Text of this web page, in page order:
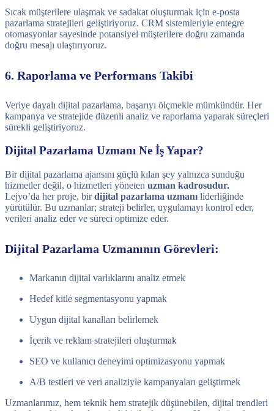
Sıcak müşterilere ulaşmak ve sadakat oluşturmak için e-posta
pazarlama stratejileri geliştiriyoruz. CRM sistemleriyle entegre
otomasyonlar sayesinde potansiyel müşterilere doğru zamanda
doğru mesajı ulaştırıyoruz.
6. Raporlama ve Performans Takibi
Veriye dayalı dijital pazarlama, başarıyı ölçmekle mümkündür. Her
kampanya ve stratejide düzenli analiz ve raporlama yaparak süreçleri
sürekli geliştiriyoruz.
Dijital Pazarlama Uzmanı Ne İş Yapar?
Bir dijital pazarlama ajansını güçlü kılan şey yalnızca sunduğu
hizmetler değil, o hizmetleri yöneten uzman kadrosudur.
Lejyo’da her proje, birdijital pazarlama uzmanı liderliğinde
yürütülür. Bu uzmanlar; strateji belirler, uygulamayı kontrol eder,
verileri analiz eder ve süreci optimize eder.
Dijital Pazarlama Uzmanının Görevleri:
Markanın dijital varlıklarını analiz etmek
Hedef kitle segmentasyonu yapmak
Uygun dijital kanalları belirlemek
İçerik ve reklam stratejileri oluşturmak
SEO ve kullanıcı deneyimi optimizasyonu yapmak
A/B testleri ve veri analiziyle kampanyaları geliştirmek
Uzmanlarımız, hem teknik hem stratejik düşünebilen, dijital trendleri